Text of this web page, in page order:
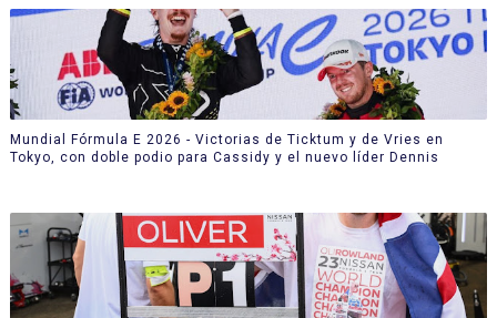
Mundial Fórmula E 2026 - Victorias de Ticktum y de Vries en
Tokyo, con doble podio para Cassidy y el nuevo líder Dennis